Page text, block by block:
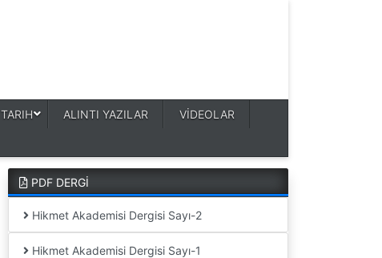
TARIH ALINTI YAZILAR VİDEOLAR
PDF DERGİ
Hikmet Akademisi Dergisi Sayı-2
Hikmet Akademisi Dergisi Sayı-1